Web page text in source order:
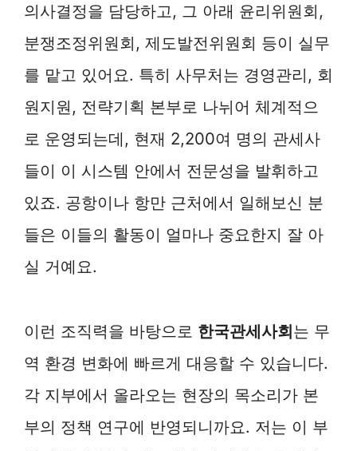
의사결정을 담당하고, 그 아래 윤리위원회,
분쟁조정위원회, 제도발전위원회 등이 실무
를 맡고 있어요. 특히 사무처는 경영관리, 회
원지원, 전략기획 본부로 나뉘어 체계적으
로 운영되는데, 현재 2,200여 명의 관세사
들이 이 시스템 안에서 전문성을 발휘하고
있죠. 공항이나 항만 근처에서 일해보신 분
들은 이들의 활동이 얼마나 중요한지 잘 아
실 거예요.
이런 조직력을 바탕으로 한국관세사회는 무
역 환경 변화에 빠르게 대응할 수 있습니다.
각 지부에서 올라오는 현장의 목소리가 본
부의 정책 연구에 반영되니까요. 저는 이 부